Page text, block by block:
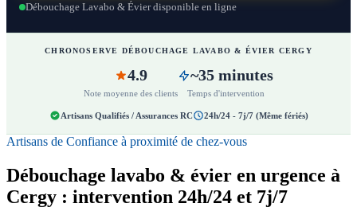
Débouchage Lavabo & Évier disponible en ligne
CHRONOSERVE DÉBOUCHAGE LAVABO & ÉVIER CERGY
4.9
Note moyenne des clients
~35 minutes
Temps d'intervention
Artisans Qualifiés / Assurances RC 24h/24 - 7j/7 (Même fériés)
Artisans de Confiance à proximité de chez-vous
Débouchage lavabo & évier en urgence à
Cergy : intervention 24h/24 et 7j/7